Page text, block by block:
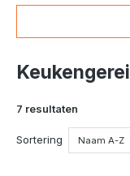
Keukengerei
7 resultaten
Sortering